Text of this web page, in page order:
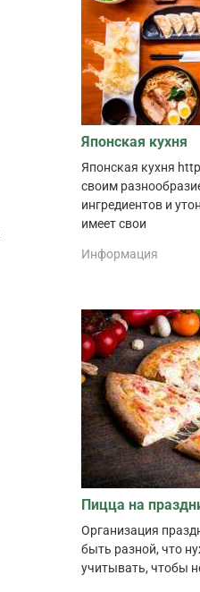
Японская кухня
Японская кухня
своим
ингредиентов и
имеет свои
Информация
Пицца на
Организация
быть разной, что
учитывать, чтобы